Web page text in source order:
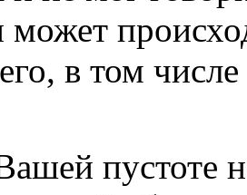
может
в том
пустоте